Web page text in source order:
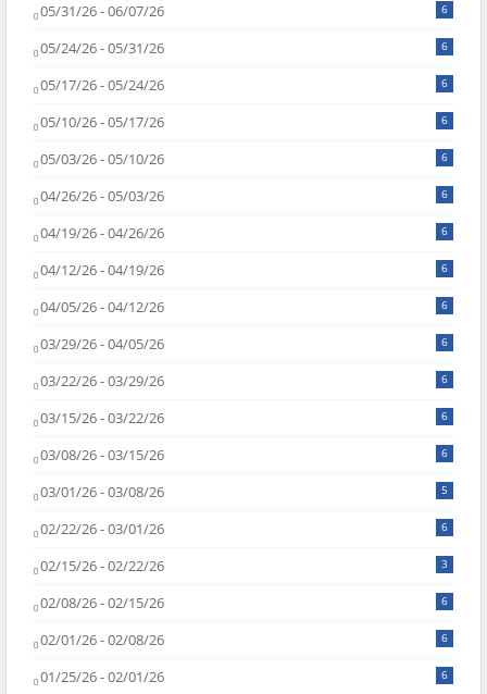
05/31/26 - 06/07/26 6
05/24/26 - 05/31/26 6
05/17/26 - 05/24/26 6
05/10/26 - 05/17/26 6
05/03/26 - 05/10/26 6
04/26/26 - 05/03/26 6
04/19/26 - 04/26/26 6
04/12/26 - 04/19/26 6
04/05/26 - 04/12/26 6
03/29/26 - 04/05/26 6
03/22/26 - 03/29/26 6
03/15/26 - 03/22/26 6
03/08/26 - 03/15/26 6
03/01/26 - 03/08/26 5
02/22/26 - 03/01/26 6
02/15/26 - 02/22/26 3
02/08/26 - 02/15/26 6
02/01/26 - 02/08/26 6
01/25/26 - 02/01/26 6